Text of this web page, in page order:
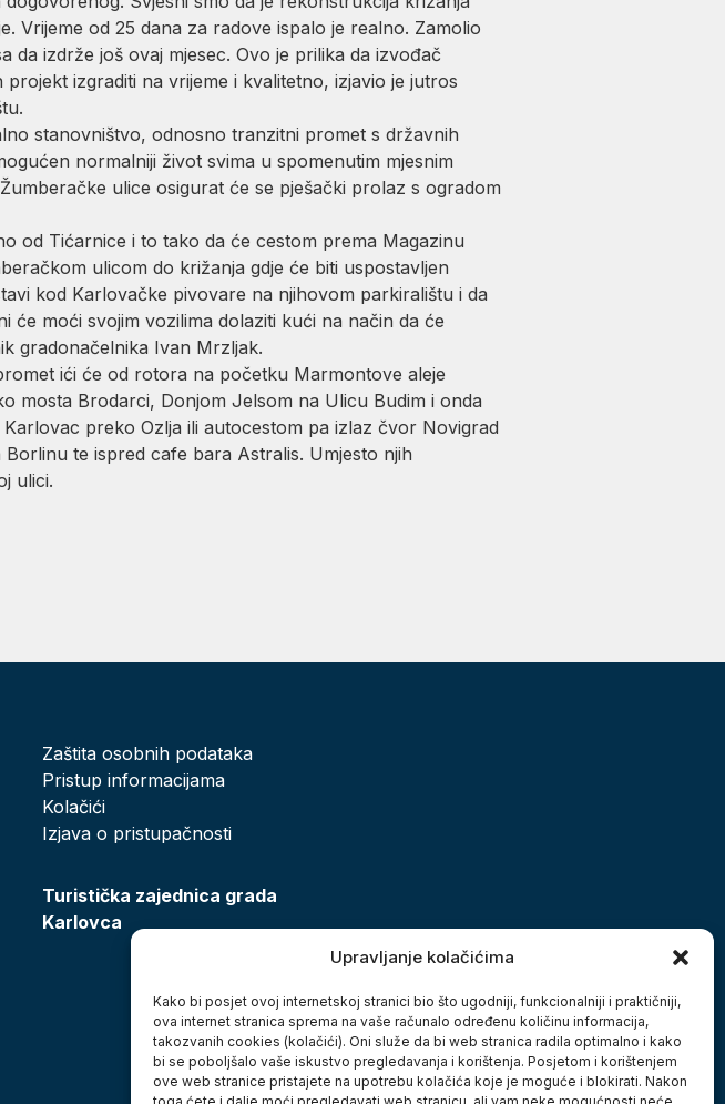
Upravljanje kolačićima
Kako bi posjet ovoj internetskoj stranici bio što ugodniji, funkcionalniji i praktičniji,
ova internet stranica sprema na vaše računalo određenu količinu informacija,
takozvanih cookies (kolačići). Oni služe da bi web stranica radila optimalno i kako
bi se poboljšalo vaše iskustvo pregledavanja i korištenja. Posjetom i korištenjem
ove web stranice pristajete na upotrebu kolačića koje je moguće i blokirati. Nakon
Vrijeme od 25 dana za radove ispalo je realno. Zamolio
da izdrže još ovaj mjesec. Ovo je prilika da izvođač
izgraditi na vrijeme i kvalitetno, izjavio je jutros
stanovništvo, odnosno tranzitni promet s državnih
normalniji život svima u spomenutim mjesnim
ulice osigurat će se pješački prolaz s ogradom
od Tićarnice i to tako da će cestom prema Magazinu
ulicom do križanja gdje će biti uspostavljen
kod Karlovačke pivovare na njihovom parkiralištu i da
će moći svojim vozilima dolaziti kući na način da će
gradonačelnika Ivan Mrzljak.
ići će od rotora na početku Marmontove aleje
mosta Brodarci, Donjom Jelsom na Ulicu Budim i onda
preko Ozlja ili autocestom pa izlaz čvor Novigrad
te ispred cafe bara Astralis. Umjesto njih
ulici.
Zaštita osobnih podataka
Pristup informacijama
Kolačići
Izjava o pristupačnosti
Turistička zajednica grada
Karlovca